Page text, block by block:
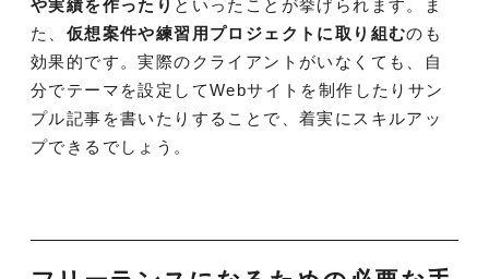
や実績を作ったり といったことが挙げられます。ま
た、 仮想案件や練習用プロジェクトに取り組むのも
効果的です。実際のクライアントがいなくても、自
分でテーマを設定してWebサイトを制作したりサン
プル記事を書いたりすることで、着実にスキルアッ
プできるでしょう。